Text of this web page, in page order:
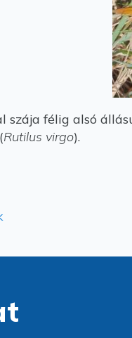
félig alsó
Rutilus virgo).